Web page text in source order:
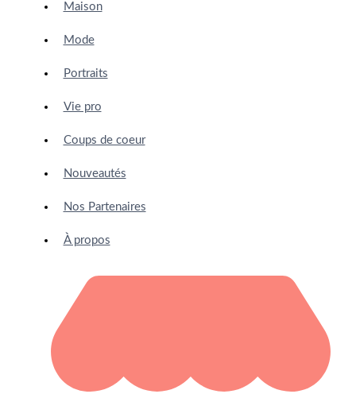
Maison
Mode
Portraits
Vie pro
Coups de coeur
Nouveautés
Nos Partenaires
À propos